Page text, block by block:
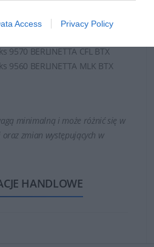
Access Privacy Policy
BERLINETTA P MLK CTO
9570 BERLINETTA CFL BTX
9560 BERLINETTA MLK BTX
minimalną i może różnić się w
zmian występujących w
HANDLOWE